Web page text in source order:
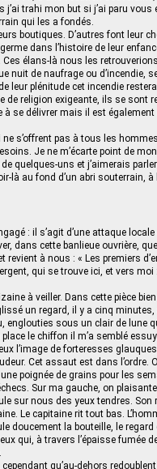
trahi mon but si j’ai paru vous
qui les a fondés.
boutiques. D’autres font leur
dans l’histoire de leur
élans-là nous les
nuit de naufrage ou d’incendie,
leur plénitude cet incendie
de religion exigeante, ils se sont
à se délivrer mais il est
s’offrent pas à tous les
Je ne m’écarte point de
quelques-uns et j’aimerais
là au fond d’un abri souterrain, à
: il s’agit d’une attaque locale
dans cette banlieue ouvrière,
à nous : « Les premiers
qui se trouve ici, et vers moi :
à veiller. Dans cette pièce
un regard, il y a cinq
englouties sous un clair de lune
le chiffon il m’a semblé
l’image de forteresses
Cet assaut est dans l’ordre.
poignée de grains pour les
Sur ma gauche, on
sur nous des yeux tendres.
Le capitaine rit tout bas.
doucement la bouteille, le regard
qui, à travers l’épaisse fumée
qu’au-dehors